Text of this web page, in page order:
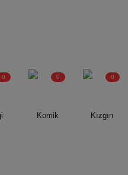
0
Komik
0
Kızgın
0